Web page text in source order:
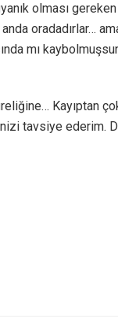
olması
oradadırlar… ama
mı
Kayıptan
tavsiye ederim.